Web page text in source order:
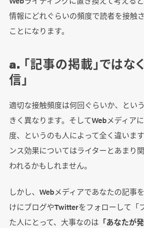
情報にどれぐらいの頻度で読者を接触
ことになります。
a. 「記事の掲載」ではな
信」
適切な接触頻度は何回ぐらいか、とい
きく異なります。そしてWebメディア
度、というのも人によって全く違いま
ンス効果についてはライターとあまり
われるかもしれません。
しかし、Webメディアであなたの記事
けにブログやTwitterをフォローして「
た人にとって、大事なのは 「あなたが